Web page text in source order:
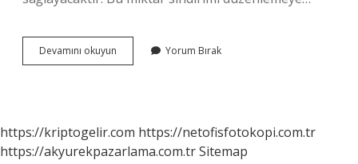
Devamını okuyun
Üzümü
Yorum Bırak
https://kriptogelir.com https://netofisfotokopi.com.tr
https://akyurekpazarlama.com.trSitemap